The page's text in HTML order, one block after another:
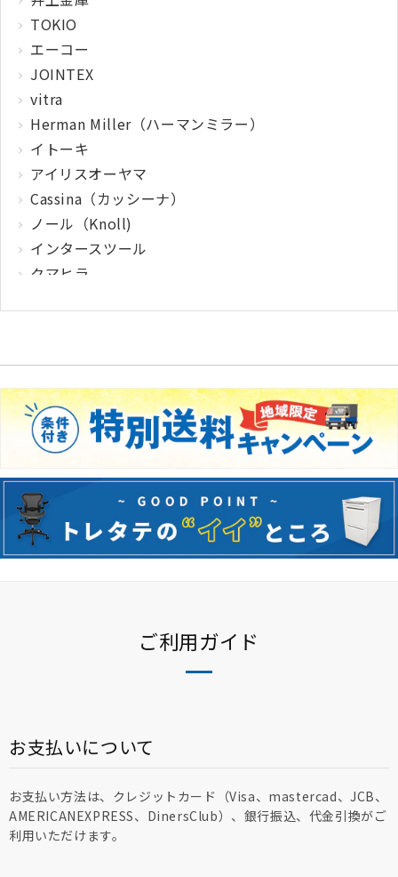
TOKIO
エーコー
JOINTEX
vitra
Herman Miller（ハーマンミラー）
イトーキ
アイリスオーヤマ
Cassina（カッシーナ）
ノール（Knoll)
インタースツール
クマヒラ
その他メーカー
ご利用ガイド
お支払いについて
お支払い方法は、クレジットカード（Visa、mastercad、JCB、
AMERICANEXPRESS、DinersClub）、銀行振込、代金引換がご
利用いただけます。